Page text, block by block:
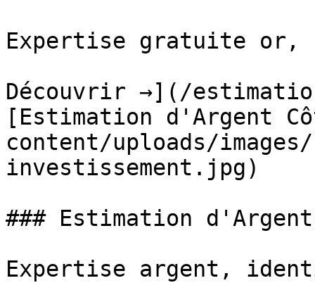
Expertise gratuite or,
Découvrir →](/
[Estimation d'Argent
content/uploads/
investissement.jpg)
### Estimation d'Argent
Expertise argent,